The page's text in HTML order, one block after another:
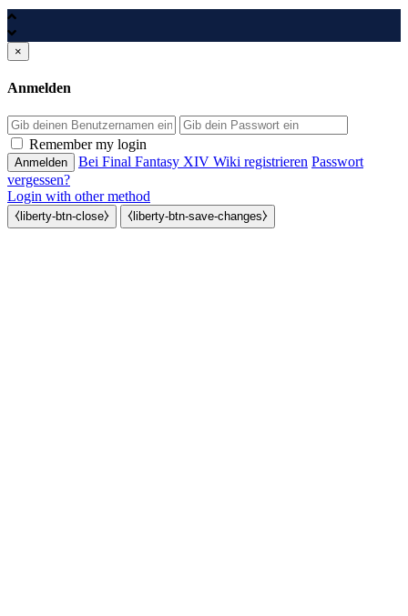
×
Anmelden
Passwort
Remember my login
Bei Final Fantasy XIV Wiki registrieren Passwort
vergessen?
Login with other method
⧼liberty-btn-close⧽ ⧼liberty-btn-save-changes⧽